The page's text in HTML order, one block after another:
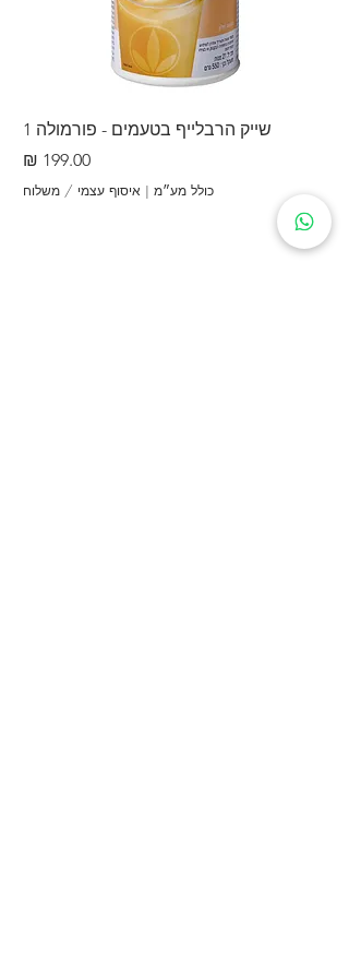
שייק הרבלייף בטעמים - פורמולה 1
מחיר
כולל מע״מ | איסוף עצמי / משלוח